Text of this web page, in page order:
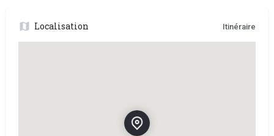
Localisation Itinéraire